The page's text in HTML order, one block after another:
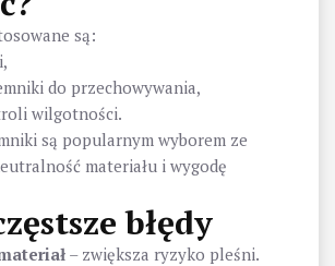
są:
do przechowywania,
wilgotności.
są popularnym wyborem ze
materiału i wygodę
błędy
– zwiększa ryzyko pleśni.